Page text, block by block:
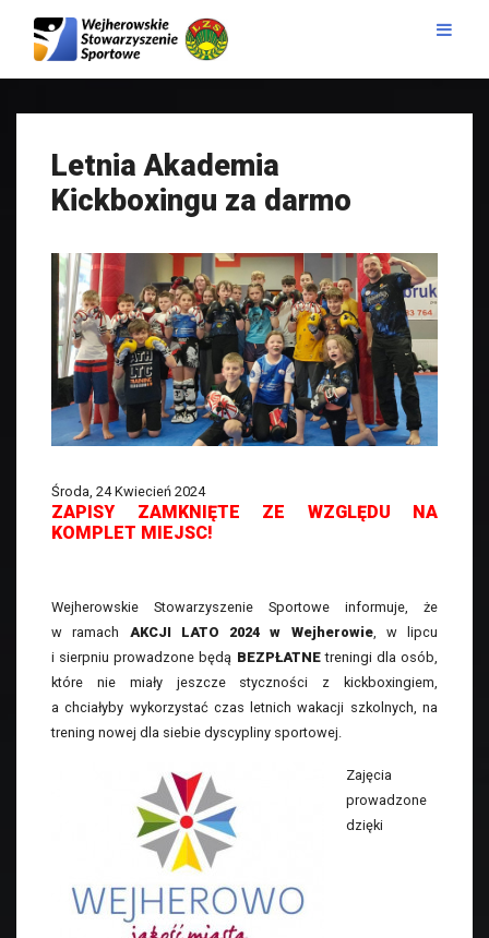
Letnia Akademia
Kickboxingu za darmo
Środa, 24 Kwiecień 2024
ZAPISY ZAMKNIĘTE ZE WZGLĘDU NA
KOMPLET MIEJSC!
Wejherowskie Stowarzyszenie Sportowe informuje, że
w ramach AKCJI LATO 2024 w Wejherowie, w lipcu
i sierpniu prowadzone będą BEZPŁATNEtreningi dla osób,
które nie miały jeszcze styczności z kickboxingiem,
a chciałyby wykorzystać czas letnich wakacji szkolnych, na
trening nowej dla siebie dyscypliny sportowej.
Zajęcia
prowadzone
dzięki